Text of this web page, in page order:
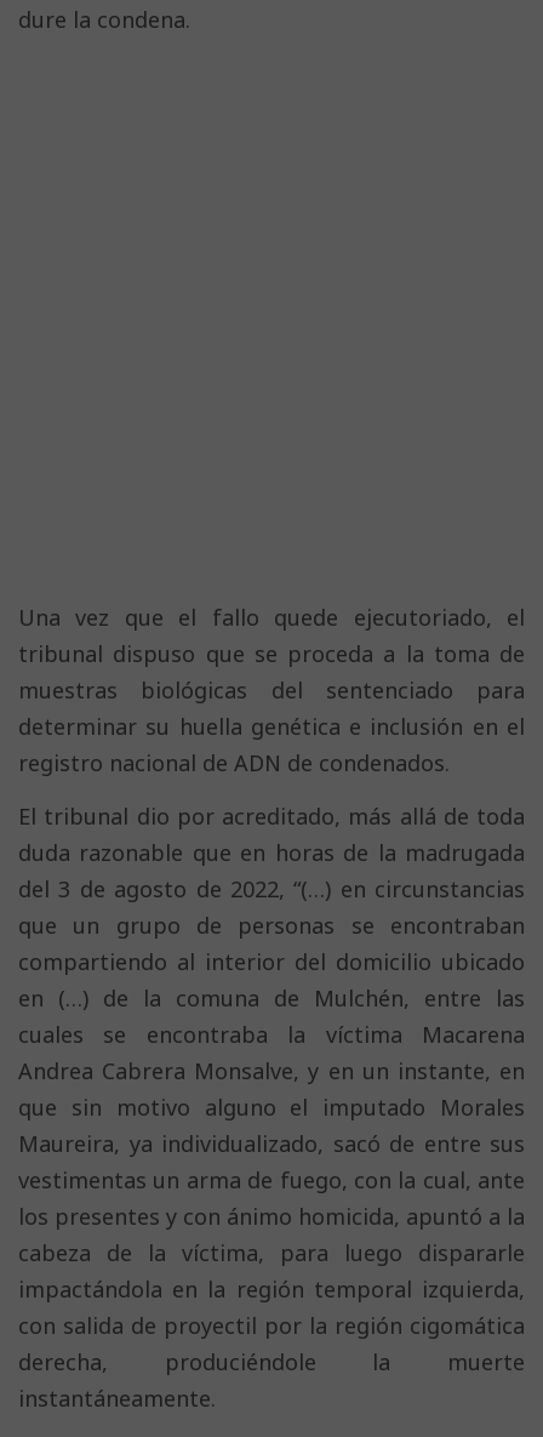
dure la condena.
Una vez que el fallo quede ejecutoriado, el
tribunal dispuso que se proceda a la toma de
muestras biológicas del sentenciado para
determinar su huella genética e inclusión en el
registro nacional de ADN de condenados.
El tribunal dio por acreditado, más allá de toda
duda razonable que en horas de la madrugada
del 3 de agosto de 2022, “(…) en circunstancias
que un grupo de personas se encontraban
compartiendo al interior del domicilio ubicado
en (…) de la comuna de Mulchén, entre las
cuales se encontraba la víctima Macarena
Andrea Cabrera Monsalve, y en un instante, en
que sin motivo alguno el imputado Morales
Maureira, ya individualizado, sacó de entre sus
vestimentas un arma de fuego, con la cual, ante
los presentes y con ánimo homicida, apuntó a la
cabeza de la víctima, para luego dispararle
impactándola en la región temporal izquierda,
con salida de proyectil por la región cigomática
derecha, produciéndole la muerte
instantáneamente.